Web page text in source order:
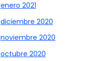
enero 2021
diciembre 2020
noviembre 2020
octubre 2020